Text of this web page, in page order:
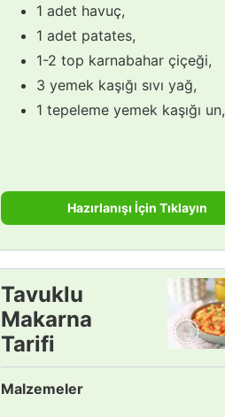
1 adet havuç,
1 adet patates,
1-2 top karnabahar çiçeği,
3 yemek kaşığı sıvı yağ,
1 tepeleme yemek kaşığı un,
Hazırlanışı İçin Tıklayın
Tavuklu
Makarna
Tarifi
Malzemeler